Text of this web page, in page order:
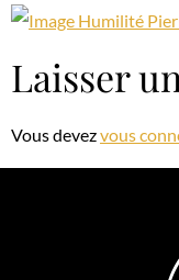
Laisser
Vous devezvous